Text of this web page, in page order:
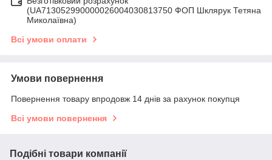
(UA713052990000026004030813750 ФОП Шклярук Тетяна
Миколаївна)
Всі умови оплати
Умови повернення
Повернення товару впродовж 14 днів за рахунок покупця
Всі умови повернення
Подібні товари компанії